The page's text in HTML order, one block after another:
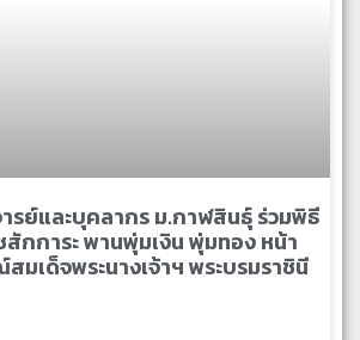
รย์และบุคลากร ม.กาฬสินธุ์ ร่วมพิธี
สักการะ พานพุ่มเงิน พุ่มทอง หน้า
มเด็จพระนางเจ้าฯ พระบรมราชินี